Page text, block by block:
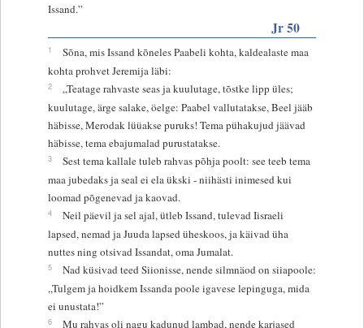
Issand.”
Jr 50
1
Sõna, mis Issand kõneles Paabeli kohta, kaldealaste maa
kohta prohvet Jeremija läbi:
2
„Teatage rahvaste seas ja kuulutage, tõstke lipp üles;
kuulutage, ärge salake, öelge: Paabel vallutatakse, Beel jääb
häbisse, Merodak lüüakse puruks! Tema pühakujud jäävad
häbisse, tema ebajumalad purustatakse.
3
Sest tema kallale tuleb rahvas põhja poolt: see teeb tema
maa jubedaks ja seal ei ela ükski - niihästi inimesed kui
loomad põgenevad ja kaovad.
4
Neil päevil ja sel ajal, ütleb Issand, tulevad Iisraeli
lapsed, nemad ja Juuda lapsed üheskoos, ja käivad üha
nuttes ning otsivad Issandat, oma Jumalat.
5
Nad küsivad teed Siionisse, nende silmnäod on siiapoole:
„Tulgem ja hoidkem Issanda poole igavese lepinguga, mida
ei unustata!”
6 Mu rahvas oli nagu kadunud lambad, nende karjased